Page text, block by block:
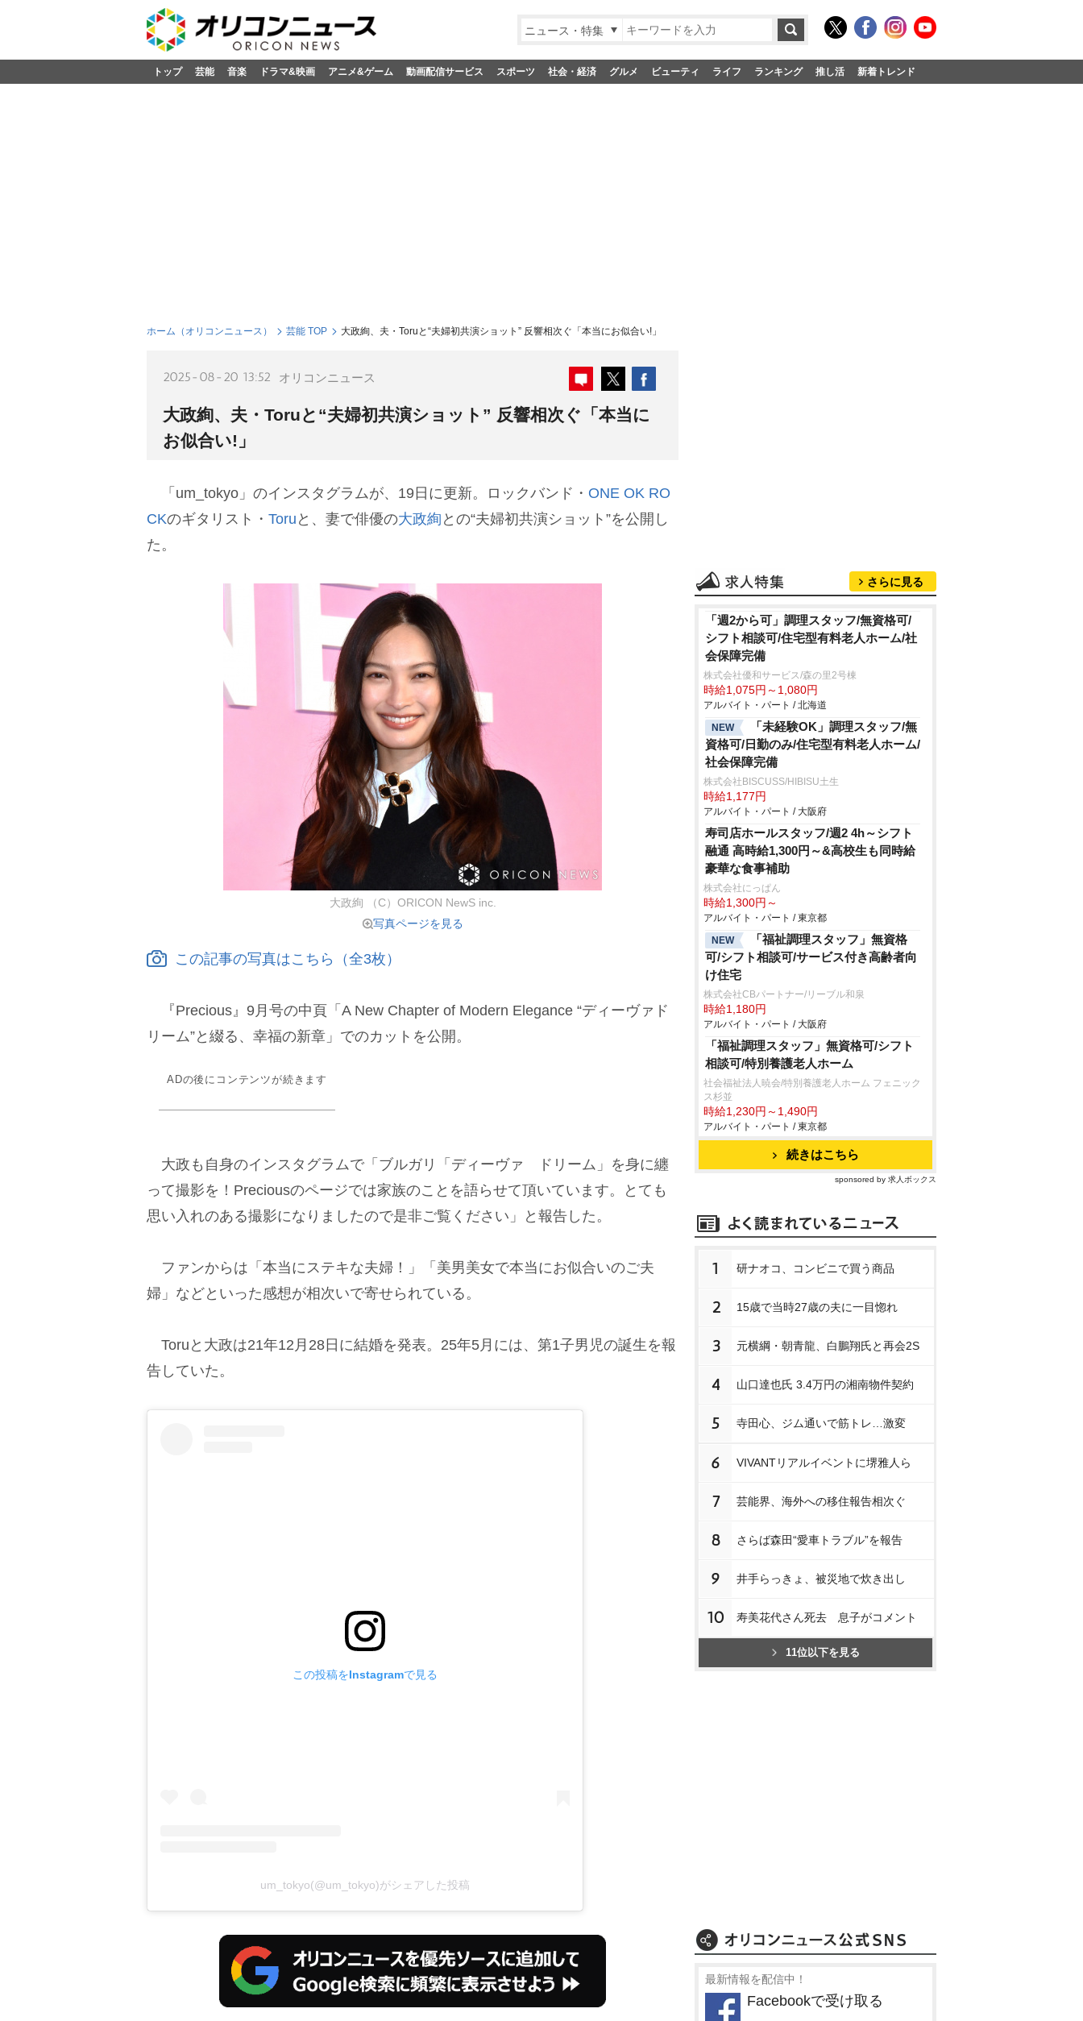
ニュース・特集
トップ 芸能 音楽 ドラマ&映画 アニメ&ゲーム 動画配信サービス スポーツ 社会・経済 グルメ ビューティ ライフ ランキング 推し活 新着トレンド
ホーム（オリコンニュース） 芸能 TOP 大政絢、夫・Toruと“夫婦初共演ショット” 反響相次ぐ「本当にお似合い!」
2025-08-20 13:52 オリコンニュース
大政絢、夫・Toruと“夫婦初共演ショット” 反響相次ぐ「本当に
お似合い!」
「um_tokyo」のインスタグラムが、19日に更新。ロックバンド・ ONE OK RO
CKのギタリスト・ Toru と、妻で俳優の大政絢 との“夫婦初共演ショット”を公開し
た。
大政絢 （C）ORICON NewS inc.
写真ページを見る
この記事の写真はこちら（全3枚）
『Precious』9月号の中頁「A New Chapter of Modern Elegance “ディーヴァド
リーム”と綴る、幸福の新章」でのカットを公開。
ADの後にコンテンツが続きます
大政も自身のインスタグラムで「ブルガリ「ディーヴァ ドリーム」を身に纏
って撮影を！Preciousのページでは家族のことを語らせて頂いています。とても
思い入れのある撮影になりましたので是非ご覧ください」と報告した。
ファンからは「本当にステキな夫婦！」「美男美女で本当にお似合いのご夫
婦」などといった感想が相次いで寄せられている。
Toruと大政は21年12月28日に結婚を発表。25年5月には、第1子男児の誕生を報
告していた。
この投稿をInstagramで見る
um_tokyo(@um_tokyo)がシェアした投稿
さらに見る
「週2から可」調理スタッフ/無資格可/
シフト相談可/住宅型有料老人ホーム/社
会保障完備
株式会社優和サービス/森の里2号棟
時給1,075円～1,080円
アルバイト・パート / 北海道
NEW
「未経験OK」調理スタッフ/無
資格可/日勤のみ/住宅型有料老人ホーム/
社会保障完備
株式会社BISCUSS/HIBISU土生
時給1,177円
アルバイト・パート / 大阪府
寿司店ホールスタッフ/週2 4h～シフト
融通 高時給1,300円～&高校生も同時給
豪華な食事補助
株式会社にっぱん
時給1,300円～
アルバイト・パート / 東京都
NEW
「福祉調理スタッフ」無資格
可/シフト相談可/サービス付き高齢者向
け住宅
株式会社CBパートナー/リーブル和泉
時給1,180円
アルバイト・パート / 大阪府
「福祉調理スタッフ」無資格可/シフト
相談可/特別養護老人ホーム
社会福祉法人暁会/特別養護老人ホーム フェニック
ス杉並
時給1,230円～1,490円
アルバイト・パート / 東京都
続きはこちら
sponsored by 求人ボックス
1 研ナオコ、コンビニで買う商品
2 15歳で当時27歳の夫に一目惚れ
3 元横綱・朝青龍、白鵬翔氏と再会2S
4 山口達也氏 3.4万円の湘南物件契約
5 寺田心、ジム通いで筋トレ…激変
6 VIVANTリアルイベントに堺雅人ら
7 芸能界、海外への移住報告相次ぐ
8 さらば森田“愛車トラブル”を報告
9 井手らっきょ、被災地で炊き出し
10 寿美花代さん死去 息子がコメント
11位以下を見る
最新情報を配信中！
Facebookで受け取る